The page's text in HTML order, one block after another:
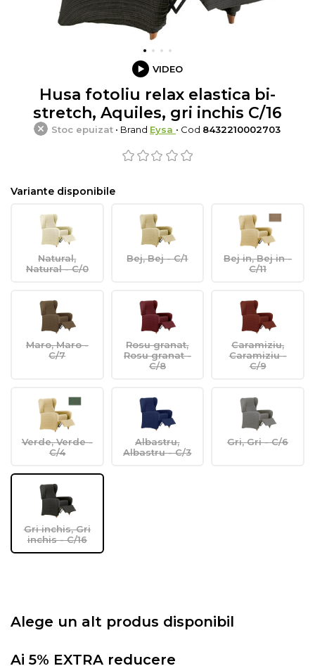
VIDEO
Husa fotoliu relax elastica bi-
stretch, Aquiles, gri inchis C/16
Stoc epuizat • Brand Eysa • Cod 8432210002703
Variante disponibile
Natural,
Natural - C/0
Bej, Bej - C/1
Bej in, Bej in -
C/11
Maro, Maro -
C/7
Rosu granat,
Rosu granat -
C/8
Caramiziu,
Caramiziu -
C/9
Verde, Verde -
C/4
Albastru,
Albastru - C/3
Gri, Gri - C/6
Gri inchis, Gri
inchis - C/16
Alege un alt produs disponibil
Ai 5% EXTRA reducere